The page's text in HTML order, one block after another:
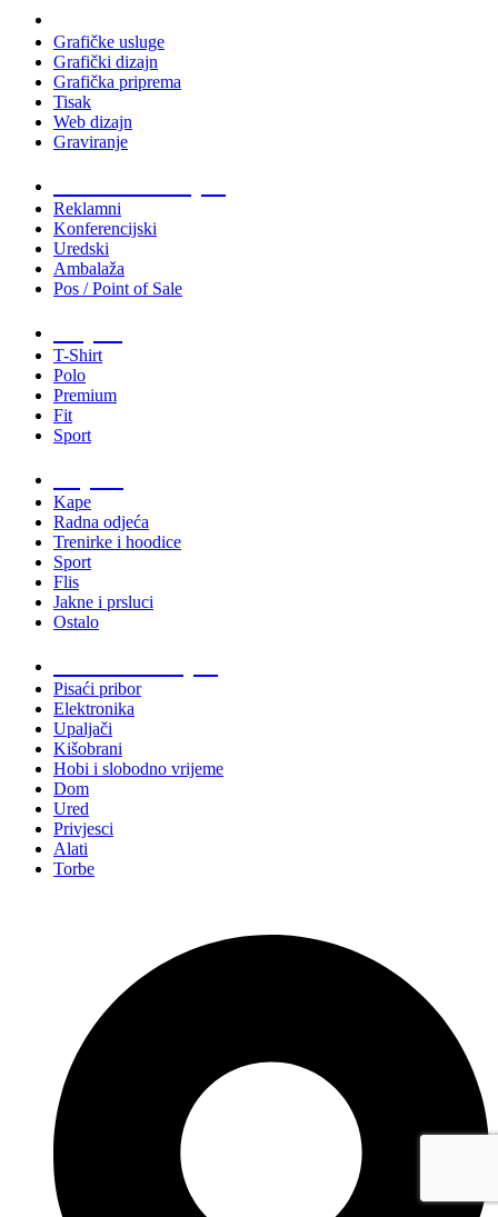
Grafičke usluge
Grafički dizajn
Grafička priprema
Tisak
Web dizajn
Graviranje
Reklamni
Konferencijski
Uredski
Ambalaža
Pos / Point of Sale
T-Shirt
Polo
Premium
Fit
Sport
Kape
Radna odjeća
Trenirke i hoodice
Sport
Flis
Jakne i prsluci
Ostalo
Pisaći pribor
Elektronika
Upaljači
Kišobrani
Hobi i slobodno vrijeme
Dom
Ured
Privjesci
Alati
Torbe